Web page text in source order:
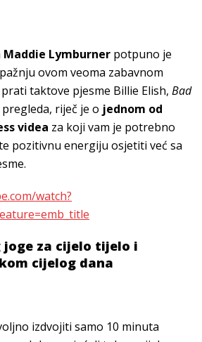
Maddie Lymburner potpuno je
ovom veoma zabavnom
taktove pjesme Billie Elish, Bad
pregleda, riječ je o jednom od
videa za koji vam je potrebno
pozitivnu energiju osjetiti već sa
watch?
za cijelo tijelo i
cijelog dana
izdvojiti samo 10 minuta